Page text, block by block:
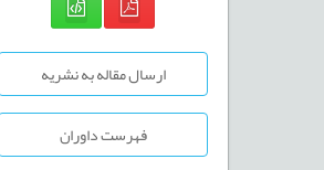
ارسال مقاله به نشریه
فهرست داوران